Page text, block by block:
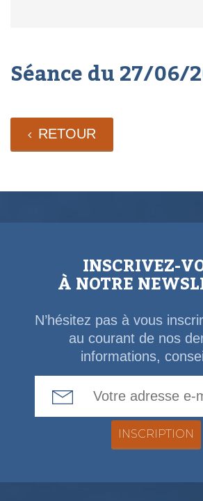
Séance du 27/06/
RETOUR
INSCRIVEZ-
À NOTRE
N’hésitez pas à vous
au courant de nos
informations,